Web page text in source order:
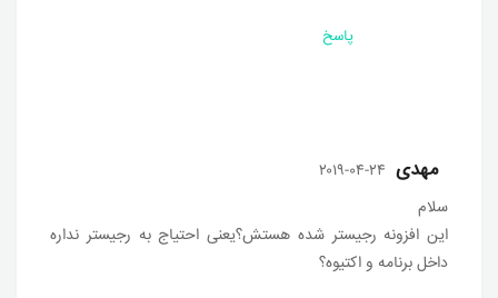
پاسخ
مهدی ۲۰۱۹-۰۴-۲۴
سلام
این افزونه رجیستر شده هستش؟یعنی احتیاج به رجیستر نداره
داخل برنامه و اکتیوه؟